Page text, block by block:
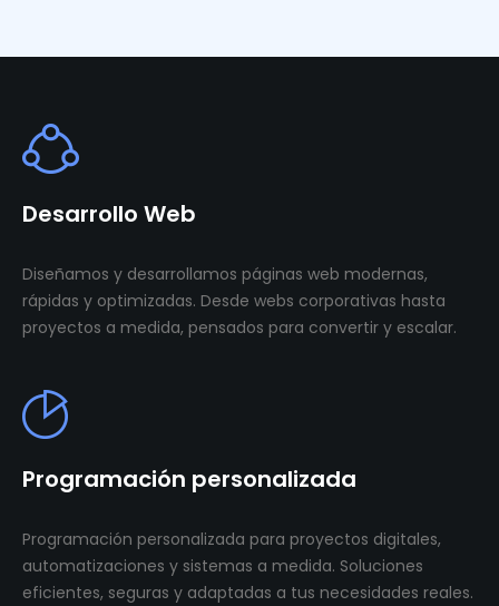
Desarrollo Web
Diseñamos y desarrollamos páginas web modernas,
rápidas y optimizadas. Desde webs corporativas hasta
proyectos a medida, pensados para convertir y escalar.
Programación personalizada
Programación personalizada para proyectos digitales,
automatizaciones y sistemas a medida. Soluciones
eficientes, seguras y adaptadas a tus necesidades reales.